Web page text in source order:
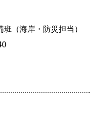
（海岸・防災担当）